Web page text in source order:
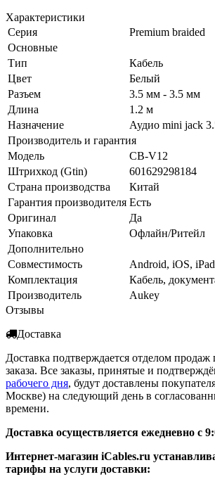
Характеристики
Серия
Premium braided
Основные
Тип
Кабель
Цвет
Белый
Разъем
3.5 мм - 3.5 мм
Длина
1.2 м
Назначение
Аудио mini jack
Производитель и гарантия
Модель
CB-V12
Штрихкод (Gtin)
601629298184
Страна производства
Китай
Гарантия производителя Есть
Оригинал
Да
Упаковка
Офлайн/Ритейл
Дополнительно
Совместимость
Android, iOS,
Комплектация
Кабель,
Производитель
Aukey
Отзывы
Доставка
Доставка подтверждается отделом
заказа. Все заказы, принятые и
рабочего дня, будут доставлены
Москве) на следующий день в
времени.
Доставка осуществляется ежедневно с
Интернет-магазин iCables.ru
тарифы на услуги доставки: